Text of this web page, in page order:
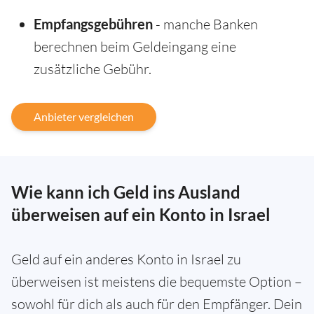
Empfangsgebühren - manche Banken
berechnen beim Geldeingang eine
zusätzliche Gebühr.
Anbieter vergleichen
Wie kann ich Geld ins Ausland
überweisen auf ein Konto in Israel
Geld auf ein anderes Konto in Israel zu
überweisen ist meistens die bequemste Option –
sowohl für dich als auch für den Empfänger. Dein